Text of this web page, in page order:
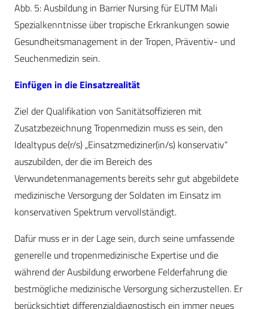
Abb. 5: Ausbildung in Barrier Nursing für EUTM Mali
Spezialkenntnisse über tropische Erkrankungen sowie
Gesundheitsmanagement in der Tropen, Präventiv- und
Seuchenmedizin sein.
Einfügen in die Einsatzrealität
Ziel der Qualifikation von Sanitätsoffizieren mit
Zusatzbezeichnung Tropenmedizin muss es sein, den
Idealtypus de(r/s) „Einsatzmediziner(in/s) konservativ“
auszubilden, der die im Bereich des
Verwundetenmanagements bereits sehr gut abgebildete
medizinische Versorgung der Soldaten im Einsatz im
konservativen Spektrum vervollständigt.
Dafür muss er in der Lage sein, durch seine umfassende
generelle und tropenmedizinische Expertise und die
während der Ausbildung erworbene Felderfahrung die
bestmögliche medizinische Versorgung sicherzustellen. Er
berücksichtigt differenzialdiagnostisch ein immer neues